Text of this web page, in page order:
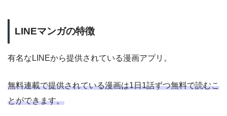
LINEマンガの特徴
有名なLINEから提供されている漫画アプリ。
無料連載で提供されている漫画は1日1話ずつ無料で読むこ
とができます。